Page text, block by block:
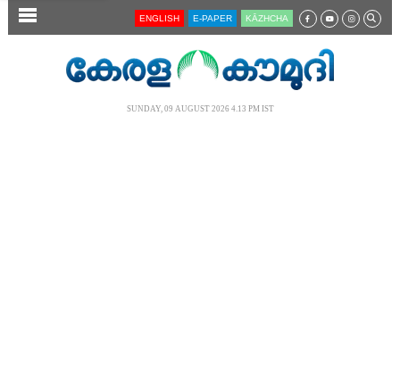
SECTIONS ENGLISH E-PAPER KĀZHCHA
SUNDAY, 09 AUGUST 2026 4.13 PM IST